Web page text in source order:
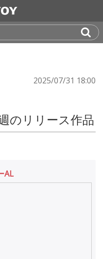
2025/07/31 18:00
のリリース作品
AL